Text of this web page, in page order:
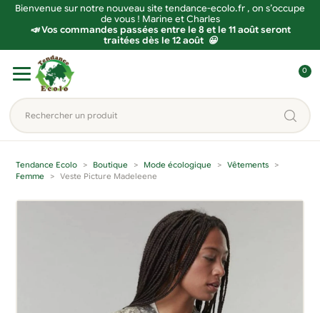
Bienvenue sur notre nouveau site tendance-ecolo.fr , on s’occupe
de vous ! Marine et Charles
📣 Vos commandes passées entre le 8 et le 11 août seront
traitées dès le 12 août 😀
navigation
contenu
Rechercher
un
produit...
o
n
0
Tendance Ecolo Boutique Mode écologique
Vêtements
Femme
Veste Picture Madeleene